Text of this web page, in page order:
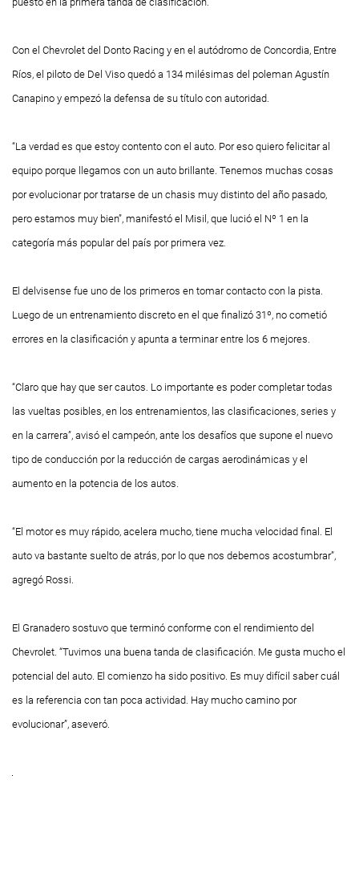
Con el Chevrolet del Donto Racing y en el autódromo de Concordia, Entre
Ríos, el piloto de Del Viso quedó a 134 milésimas del poleman Agustín
Canapino y empezó la defensa de su título con autoridad.
“La verdad es que estoy contento con el auto. Por eso quiero felicitar al
equipo porque llegamos con un auto brillante. Tenemos muchas cosas
por evolucionar por tratarse de un chasis muy distinto del año pasado,
pero estamos muy bien”, manifestó el Misil, que lució el Nº 1 en la
categoría más popular del país por primera vez.
El delvisense fue uno de los primeros en tomar contacto con la pista.
Luego de un entrenamiento discreto en el que finalizó 31º, no cometió
errores en la clasificación y apunta a terminar entre los 6 mejores.
“Claro que hay que ser cautos. Lo importante es poder completar todas
las vueltas posibles, en los entrenamientos, las clasificaciones, series y
en la carrera”, avisó el campeón, ante los desafíos que supone el nuevo
tipo de conducción por la reducción de cargas aerodinámicas y el
aumento en la potencia de los autos.
“El motor es muy rápido, acelera mucho, tiene mucha velocidad final. El
auto va bastante suelto de atrás, por lo que nos debemos acostumbrar”,
agregó Rossi.
El Granadero sostuvo que terminó conforme con el rendimiento del
Chevrolet. “Tuvimos una buena tanda de clasificación. Me gusta mucho el
potencial del auto. El comienzo ha sido positivo. Es muy difícil saber cuál
es la referencia con tan poca actividad. Hay mucho camino por
evolucionar”, aseveró.